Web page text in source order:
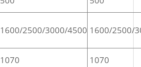
1600/2500/3000/4500 1600/2500/
1070
1070